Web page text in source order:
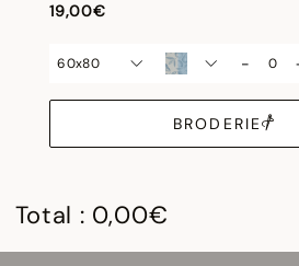
19,00€
60x80 -
BRODERIE
Total : 0,00€